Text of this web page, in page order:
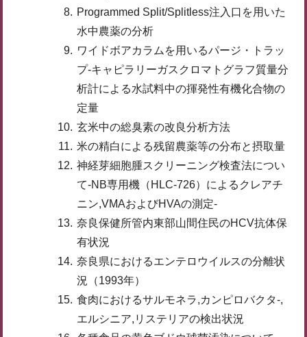
Programmed Split/Splitless注入口を用いた
水中農薬の分析
ワイドボアカラムを用いるパージ・トラッ
プ-キャピラリーガスクロマトグラフ質量分
析計による水試料中の揮発性有機化合物の
定量
玄米中の総臭素の改良分析方法
米の精白による残留農薬等の分布と摂取量
神経芽細胞腫スクリーニング検査法につい
て-NB専用機（HLC-726）によるクレアチ
ニン,VMAおよびHVAの測定-
奈良保健所管内東部山間住民のHCV抗体保
有状況
奈良県におけるエンテロウイルスの分離状
況（1993年）
食肉におけるサルモネラ,カンピロバクタ-,
エルシニア,リステリアの検出状況